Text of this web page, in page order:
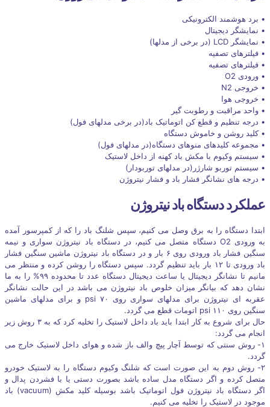
• برد هوشمند الکترونیکی
• نمایشگر دیجیتال
• نمایشگر LCD (در برخی از مدلها)
• فیلترهای تصفیه
• فیلترهای تصفیه
• ورودی O2
• خروجی N2
• خروجی هوا
• واحد مراقبت و رطوبت گیر
• درجه تنظیم و قطع کن اتوماتیک باد(در برخی مدلهای فول)
• کلید روشن و خاموش دستگاه
• مجموعه کلیدهای منوهای دستگاه(در مدلهای فول)
• سیستم وکیوم با مکش باد کهنه از داخل لاستیک
• سیستم توربو شارژر(در مدلهای توربودار)
• درجه های نشانگر فشار باد و فشار نیتروژن
عملکرد دستگاه باد نیتروژن
ابتدا دستگاه را به برق وصل می کنیم، سپس شلنگ باد را که از کمپرسور آمده
به ورودی O2 دستگاه متصل می کنیم، در دستگاه باد نیتروژن سواری و نیمه
سنگین فشار باد ورودی روی ۶ بار و در دستگاه باد نیتروژن ماشین سنگین فشار
باد ورودی تا ۱۲ بار باید تنظیم گردد. سپس دستگاه را روشن کرده و منتظر می
مانیم تا نشانگر دیجیتال یا ساعت دیجیتال دستگاه عدد تا محدوده ۹۹% را به ما
نشان دهد که بیانگر میزان خلوص باد نیتروژن می باشد در این حالت نشانگر
عقربه ای نیتروژن برای مدلهای سواری روی ۷۰ psi و برای مدلهای ماشین
سنگین روی ۱۱۰ psi اتومات قطع می گردد.
حال برای شروع به کار ابتدا باید باد داخل لاستیک را تخلیه کرد که به ۳ روش زیر
انجام می گردد:
۱- روش سنتی که توسط آچار پیچ والف باز شده و هوای داخل لاستیک خارج می
گردد.
۲- روش دوم به این صورت است که شلنگ وکیوم دستگاه را به لاستیک خودرو
متصل کرده و اگر دستگاه مدل ساده باشد بصورت دستی یا با فشردن پدال و
اگر دستگاه باد نیتروژن فول اتوماتیک باشد بوسیله کلید مکش (vacuum) باد
موجود در لاستیک را تخلیه می کنیم.